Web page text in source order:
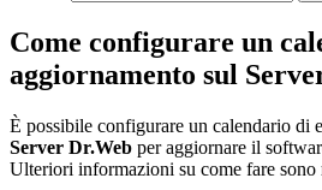
Come configurare un
aggiornamento sul
È possibile configurare un calendario di
Server Dr.Web per aggiornare il
Ulteriori informazioni su come fare